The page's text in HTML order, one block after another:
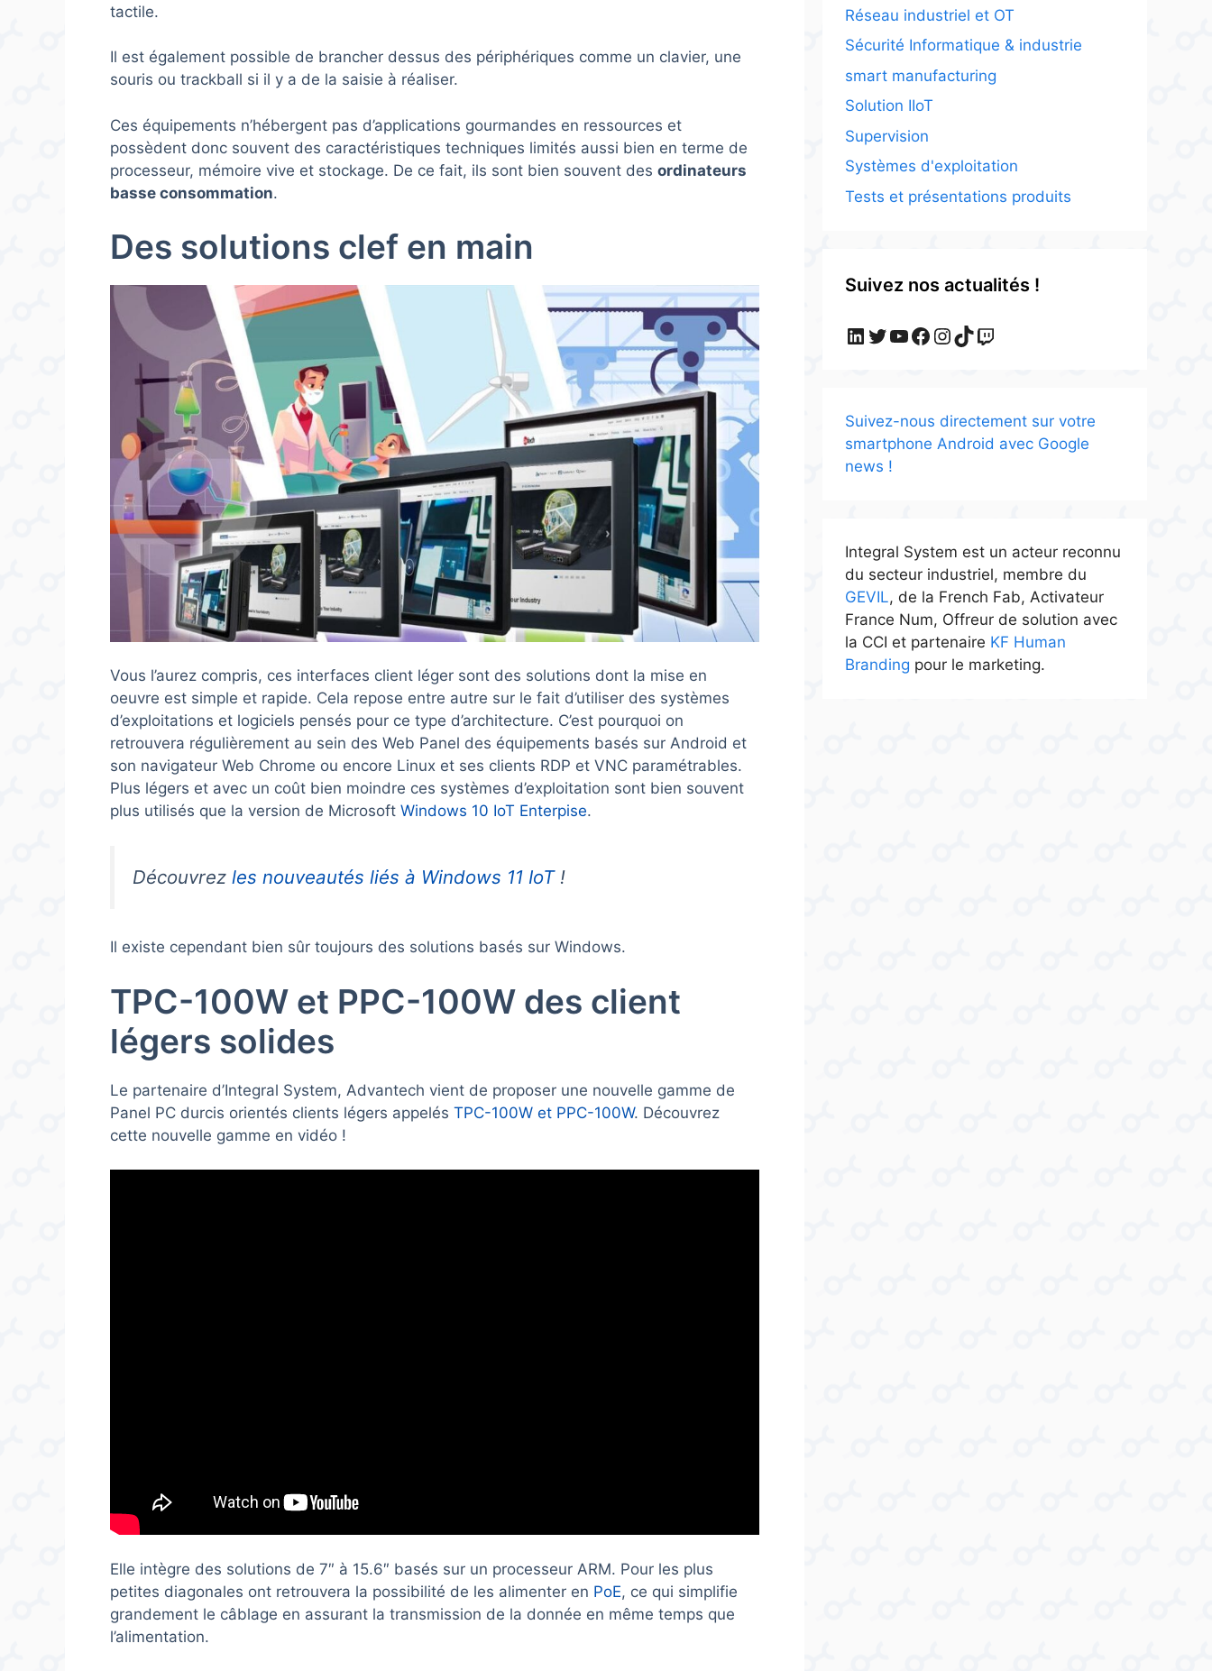
tactile.
Il est également possible de brancher dessus des périphériques comme un clavier, une
souris ou trackball si il y a de la saisie à réaliser.
Ces équipements n’hébergent pas d’applications gourmandes en ressources et
possèdent donc souvent des caractéristiques techniques limités aussi bien en terme de
processeur, mémoire vive et stockage. De ce fait, ils sont bien souvent des ordinateurs
basse consommation.
Des solutions clef en main
Vous l’aurez compris, ces interfaces client léger sont des solutions dont la mise en
oeuvre est simple et rapide. Cela repose entre autre sur le fait d’utiliser des systèmes
d’exploitations et logiciels pensés pour ce type d’architecture. C’est pourquoi on
retrouvera régulièrement au sein des Web Panel des équipements basés sur Android et
son navigateur Web Chrome ou encore Linux et ses clients RDP et VNC paramétrables.
Plus légers et avec un coût bien moindre ces systèmes d’exploitation sont bien souvent
plus utilisés que la version de Microsoft Windows 10 IoT Enterpise.
Découvrez les nouveautés liés à Windows 11 IoT!
Il existe cependant bien sûr toujours des solutions basés sur Windows.
TPC-100W et PPC-100W des client
légers solides
Le partenaire d’Integral System, Advantech vient de proposer une nouvelle gamme de
Panel PC durcis orientés clients légers appelés TPC-100W et PPC-100W. Découvrez
cette nouvelle gamme en vidéo !
Elle intègre des solutions de 7″ à 15.6″ basés sur un processeur ARM. Pour les plus
petites diagonales ont retrouvera la possibilité de les alimenter en PoE, ce qui simplifie
grandement le câblage en assurant la transmission de la donnée en même temps que
l’alimentation.
Réseau industriel et OT
Sécurité Informatique & industrie
smart manufacturing
Solution IIoT
Supervision
Systèmes d'exploitation
Tests et présentations produits
Suivez nos actualités !
LinkedIn
Twitter
YouTube
Facebook
Instagram
TikTok
Twitch
Suivez-nous directement sur votre
smartphone Android avec Google
news !
Integral System est un acteur reconnu
du secteur industriel, membre du
GEVIL, de la French Fab, Activateur
France Num, Offreur de solution avec
la CCI et partenaire KF Human
Branding pour le marketing.